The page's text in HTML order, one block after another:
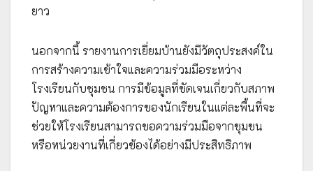
ยาว
นอกจากนี้ รายงานการเยี่ยมบ้านยังมีวัตถุประสงค์ใน
การสร้างความเข้าใจและความร่วมมือระหว่าง
โรงเรียนกับชุมชน การมีข้อมูลที่ชัดเจนเกี่ยวกับสภาพ
ปัญหาและความต้องการของนักเรียนในแต่ละพื้นที่จะ
ช่วยให้โรงเรียนสามารถขอความร่วมมือจากชุมชน
หรือหน่วยงานที่เกี่ยวข้องได้อย่างมีประสิทธิภาพ